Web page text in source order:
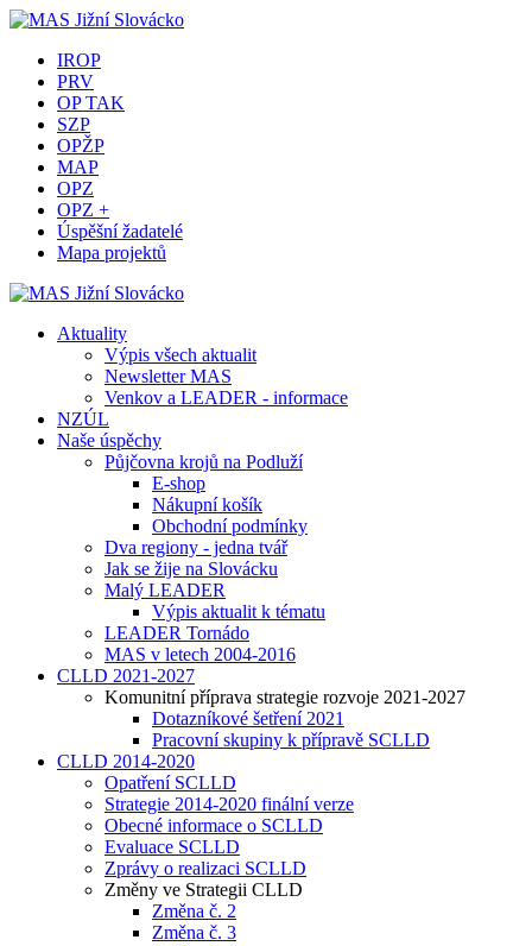
IROP
PRV
OP TAK
SZP
OPŽP
MAP
OPZ
OPZ +
Úspěšní žadatelé
Mapa projektů
Aktuality
Výpis všech aktualit
Newsletter MAS
Venkov a LEADER - informace
NZÚL
Naše úspěchy
Půjčovna krojů na Podluží
E-shop
Nákupní košík
Obchodní podmínky
Dva regiony - jedna tvář
Jak se žije na Slovácku
Malý LEADER
Výpis aktualit k tématu
LEADER Tornádo
MAS v letech 2004-2016
CLLD 2021-2027
Komunitní příprava strategie rozvoje 2021-2027
Dotazníkové šetření 2021
Pracovní skupiny k přípravě SCLLD
CLLD 2014-2020
Opatření SCLLD
Strategie 2014-2020 finální verze
Obecné informace o SCLLD
Evaluace SCLLD
Zprávy o realizaci SCLLD
Změny ve Strategii CLLD
Změna č. 2
Změna č. 3